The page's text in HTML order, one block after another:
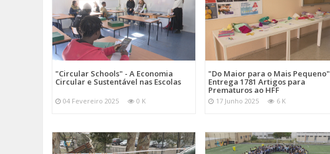
"Circular Schools" - A Economia
Circular e Sustentável nas Escolas
04 Fevereiro 2025 0 K
"Do Maior para o Mais Pequeno"
Entrega 1781 Artigos para
Prematuros ao HFF
17 Junho 2025 6 K